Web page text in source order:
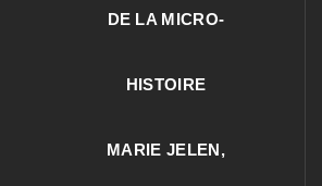
DE LA MICRO-
HISTOIRE
MARIE JELEN,